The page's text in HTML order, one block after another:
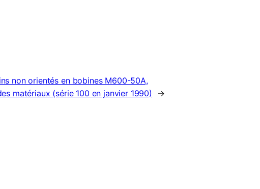
non orientés en bobines M600-50A,
matériaux (série 100 en janvier 1990)
→